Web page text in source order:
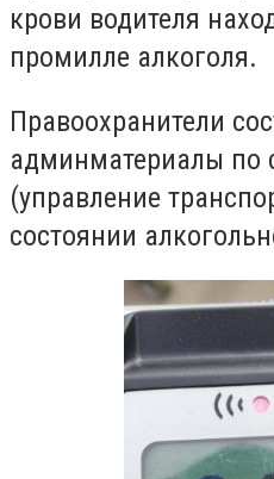
крови водителя
промилле алкоголя.
Правоохранители
админматериалы по
(управление
состоянии